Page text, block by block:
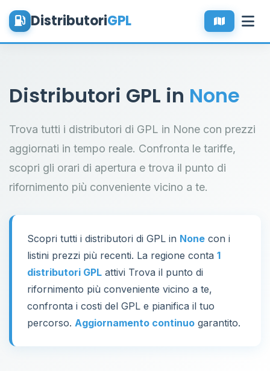
DistributoriGPL
Distributori GPL in None
Trova tutti i distributori di GPL in None con prezzi
aggiornati in tempo reale. Confronta le tariffe,
scopri gli orari di apertura e trova il punto di
rifornimento più conveniente vicino a te.
Scopri tutti i distributori di GPL in None con i
listini prezzi più recenti. La regione conta 1
distributori GPL attivi Trova il punto di
rifornimento più conveniente vicino a te,
confronta i costi del GPL e pianifica il tuo
percorso. Aggiornamento continuo garantito.